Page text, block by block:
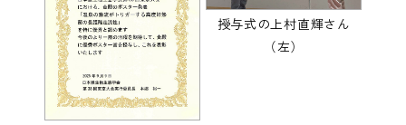
授与式の上村直輝さん
（左）